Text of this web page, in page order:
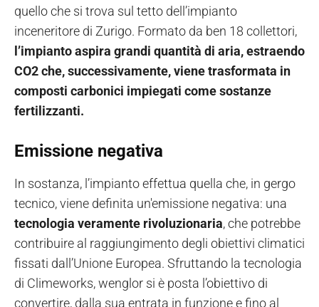
quello che si trova sul tetto dell’impianto
inceneritore di Zurigo. Formato da ben 18 collettori,
l’impianto aspira grandi quantità di aria, estraendo
CO2 che, successivamente, viene trasformata in
composti carbonici impiegati come sostanze
fertilizzanti.
Emissione negativa
In sostanza, l’impianto effettua quella che, in gergo
tecnico, viene definita un'emissione negativa: una
tecnologia veramente rivoluzionaria, che potrebbe
contribuire al raggiungimento degli obiettivi climatici
fissati dall’Unione Europea. Sfruttando la tecnologia
di Climeworks, wenglor si è posta l’obiettivo di
convertire, dalla sua entrata in funzione e fino al